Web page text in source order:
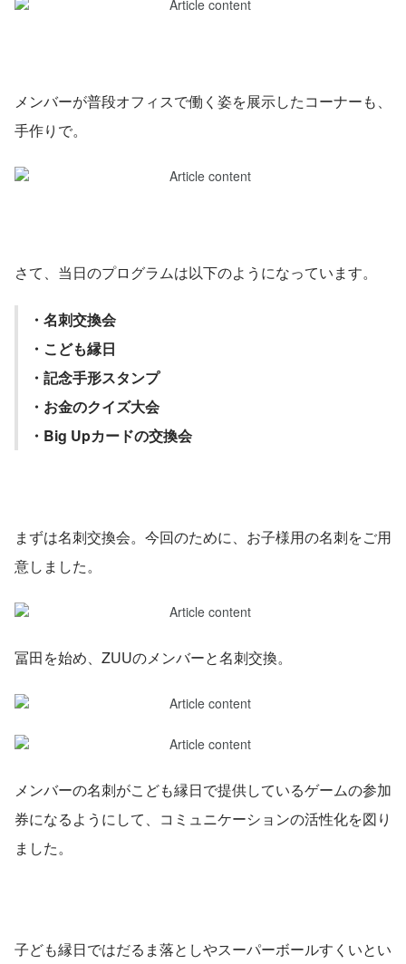
メンバーが普段オフィスで働く姿を展示したコーナーも、
手作りで。
さて、当日のプログラムは以下のようになっています。
・名刺交換会
・こども縁日
・記念手形スタンプ
・お金のクイズ大会
・Big Upカードの交換会
まずは名刺交換会。今回のために、お子様用の名刺をご用
意しました。
冨田を始め、ZUUのメンバーと名刺交換。
メンバーの名刺がこども縁日で提供しているゲームの参加
券になるようにして、コミュニケーションの活性化を図り
ました。
子ども縁日ではだるま落としやスーパーボールすくいとい